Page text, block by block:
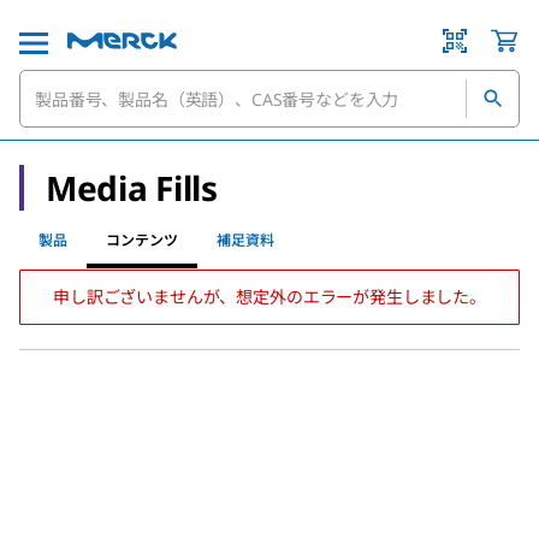
Media Fills
製品 コンテンツ 補足資料
申し訳ございませんが、想定外のエラーが発生しました。